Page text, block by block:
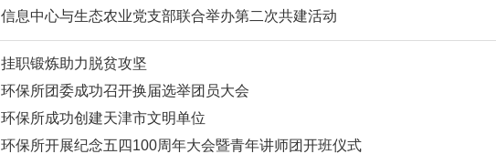
信息中心与生态农业党支部联合举办第二次共建活动
挂职锻炼助力脱贫攻坚
环保所团委成功召开换届选举团员大会
环保所成功创建天津市文明单位
环保所开展纪念五四100周年大会暨青年讲师团开班仪式